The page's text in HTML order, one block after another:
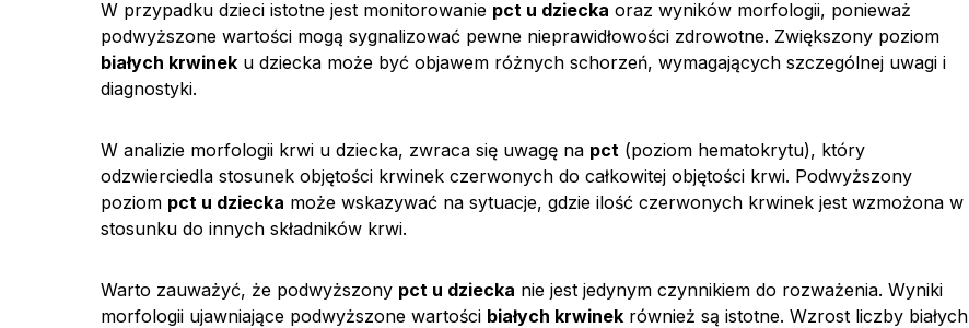
W przypadku dzieci istotne jest monitorowanie pct u dziecka oraz wyników morfologii, ponieważ
podwyższone wartości mogą sygnalizować pewne nieprawidłowości zdrowotne. Zwiększony poziom
białych krwinek u dziecka może być objawem różnych schorzeń, wymagających szczególnej uwagi i
diagnostyki.
W analizie morfologii krwi u dziecka, zwraca się uwagę na pct (poziom hematokrytu), który
odzwierciedla stosunek objętości krwinek czerwonych do całkowitej objętości krwi. Podwyższony
poziom pct u dziecka może wskazywać na sytuacje, gdzie ilość czerwonych krwinek jest wzmożona w
stosunku do innych składników krwi.
Warto zauważyć, że podwyższony pct u dziecka nie jest jedynym czynnikiem do rozważenia. Wyniki
morfologii ujawniające podwyższone wartości białych krwinek również są istotne. Wzrost liczby białych